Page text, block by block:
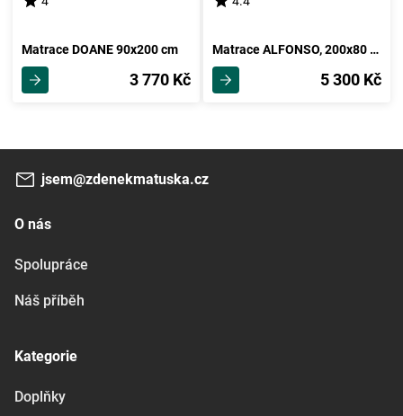
Matrace DOANE 90x200 cm
3 770 Kč
Matrace ALFONSO, 200x80 cm, výška 18 cm!
5 300 Kč
jsem@zdenekmatuska.cz
O nás
Spolupráce
Náš příběh
Kategorie
Doplňky